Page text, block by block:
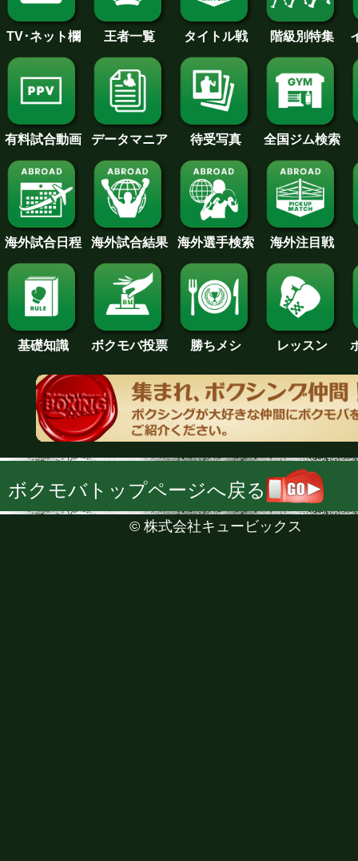
TV･ネット欄 王者一覧 タイトル戦 階級別特集
有料試合動画 データマニア 待受写真 全国ジム検索
海外試合日程 海外試合結果 海外選手検索 海外注目戦
基礎知識 ボクモバ投票 勝ちメシ レッスン
ボクモバトップページへ戻る
© 株式会社キュービックス